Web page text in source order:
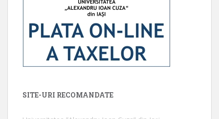
SITE-URI RECOMANDATE